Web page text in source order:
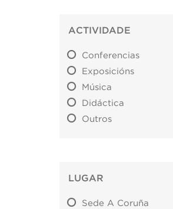
ACTIVIDADE
Conferencias
Exposicións
Música
Didáctica
Outros
LUGAR
Sede A Coruña